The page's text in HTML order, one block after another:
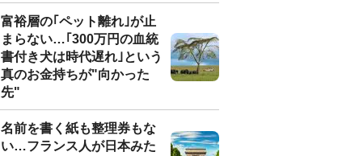
富裕層の｢ペット離れ｣が止
まらない…｢300万円の血統
書付き犬は時代遅れ｣という
真のお金持ちが"向かった
先"
名前を書く紙も整理券もな
い…フランス人が日本みた